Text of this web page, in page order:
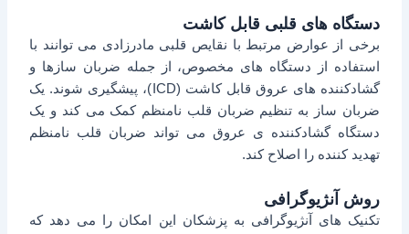
دستگاه های قلبی قابل کاشت
برخی از عوارض مرتبط با نقایص قلبی مادرزادی می توانند با
استفاده از دستگاه های مخصوص، از جمله ضربان سازها و
گشادکننده های عروق قابل کاشت (ICD)، پیشگیری شوند. یک
ضربان ساز به تنظیم ضربان قلب نامنظم کمک می کند و یک
دستگاه گشادکننده ی عروق می تواند ضربان قلب نامنظم
تهدید کننده را اصلاح کند.
روش آنژیوگرافی
تکنیک های آنژیوگرافی به پزشکان این امکان را می دهد که